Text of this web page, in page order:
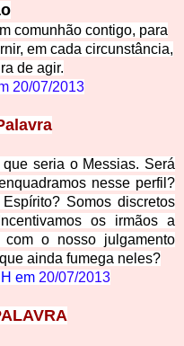
comunhão contigo, para
em cada circunstância,
de agir.
20/07/2013
seria o Messias. Será
nesse perfil?
Somos discretos
os irmãos a
com o nosso julgamento
ainda fumega neles?
em 20/07/2013